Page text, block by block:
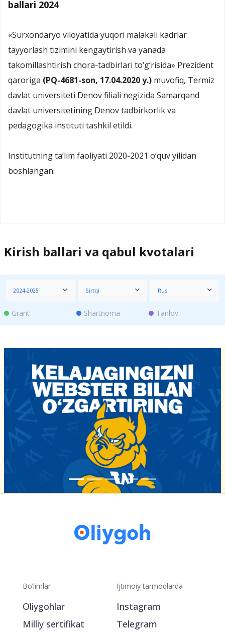
ballari 2024
«Surxondaryo viloyatida yuqori malakali kadrlar
tayyorlash tizimini kengaytirish va yanada
takomillashtirish chora-tadbirlari to‘g‘risida» Prezident
qaroriga (PQ-4681-son, 17.04.2020 y.) muvofiq, Termiz
davlat universiteti Denov filiali negizida Samarqand
davlat universitetining Denov tadbirkorlik va
pedagogika instituti tashkil etildi.
Institutning ta’lim faoliyati 2020-2021 o‘quv yilidan
boshlangan.
Kirish ballari va qabul kvotalari
2024-2025 Sirtqi Rus
Grant Shartnoma Tanlov
Bo‘limlar
Oliygohlar
Milliy sertifikat
Ijtimoiy tarmoqlarda
Instagram
Telegram